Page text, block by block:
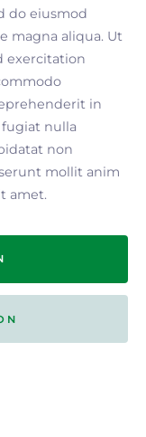
do eiusmod
magna aliqua. Ut
exercitation
in
nulla
non
mollit anim
amet.